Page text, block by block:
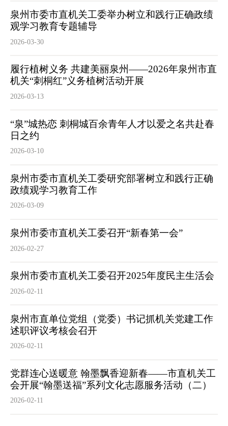
泉州市委市直机关工委举办树立和践行正确政绩
观学习教育专题辅导
2026-03-30
履行植树义务 共建美丽泉州——2026年泉州市直
机关“刺桐红”义务植树活动开展
2026-03-13
“泉”城热恋 刺桐城百余青年人才以爱之名共赴春
日之约
2026-03-10
泉州市委市直机关工委研究部署树立和践行正确
政绩观学习教育工作
2026-03-09
泉州市委市直机关工委召开“新春第一会”
2026-02-27
泉州市委市直机关工委召开2025年度民主生活会
2026-02-11
泉州市直单位党组（党委）书记抓机关党建工作
述职评议考核会召开
2026-02-11
党群连心送暖意 翰墨飘香迎新春——市直机关工
会开展“翰墨送福”系列文化志愿服务活动（二）
2026-02-11